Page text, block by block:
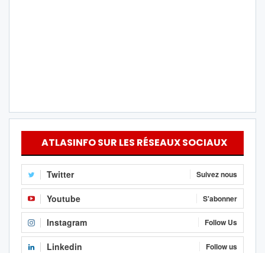
ATLASINFO SUR LES RÉSEAUX SOCIAUX
Twitter Suivez nous
Youtube S'abonner
Instagram Follow Us
Linkedin Follow us